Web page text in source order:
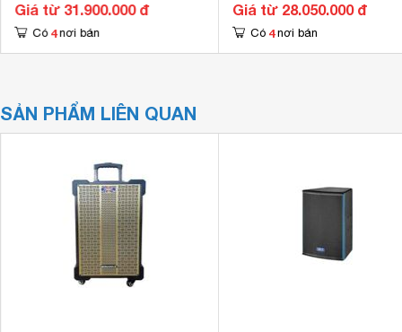
Giá từ 31.900.000 đ
Có 4 nơi bán
Giá từ 28.050.000 đ
Có 4 nơi bán
SẢN PHẨM LIÊN QUAN